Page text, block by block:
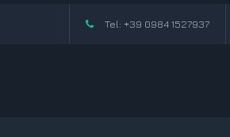
Tel: +39 0984 1527937